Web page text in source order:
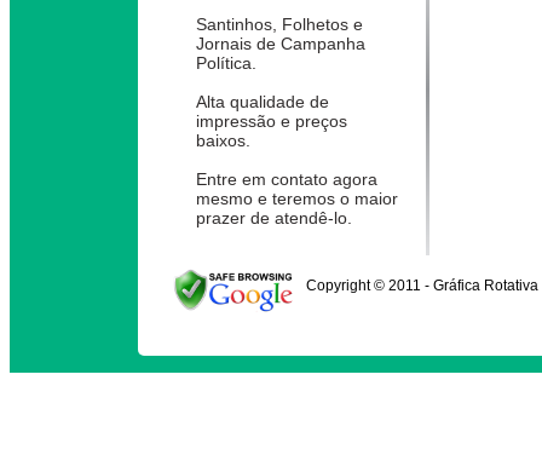
Santinhos, Folhetos e
Jornais de Campanha
Política.
Alta qualidade de
impressão e preços
baixos.
Entre em contato agora
mesmo e teremos o maior
prazer de atendê-lo.
Copyright © 2011 - Gráfica